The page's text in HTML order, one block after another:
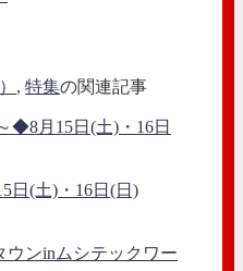
, 特集の関連記事
日(土)・16日(日)